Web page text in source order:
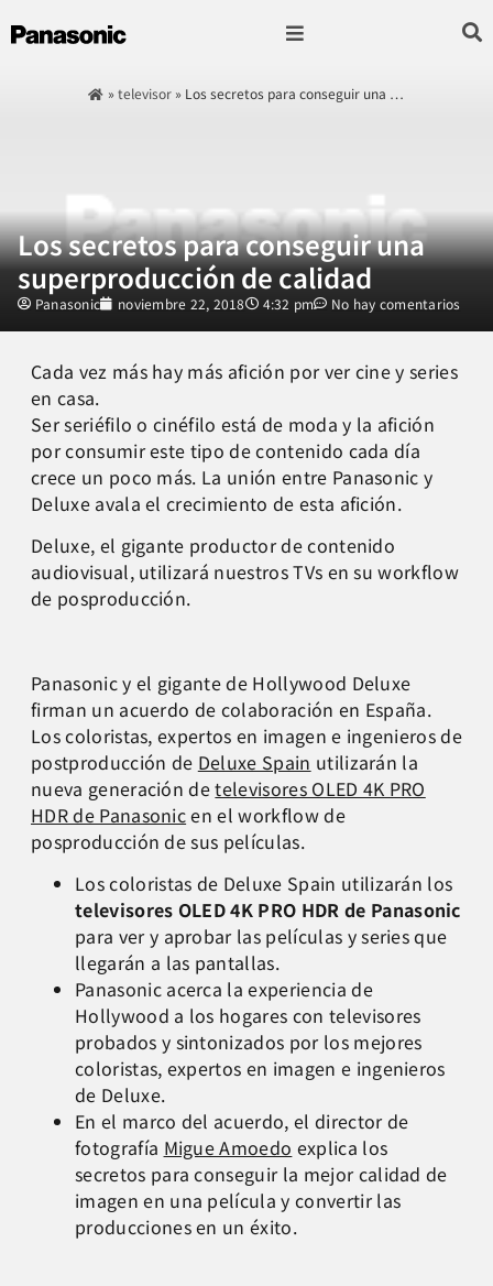
»televisor» Los secretos para conseguir una …
Los secretos para conseguir una
superproducción de calidad
Panasonic noviembre 22, 2018 4:32 pm No hay comentarios
Cada vez más hay más afición por ver cine y series
en casa.
Ser seriéfilo o cinéfilo está de moda y la afición
por consumir este tipo de contenido cada día
crece un poco más. La unión entre Panasonic y
Deluxe avala el crecimiento de esta afición.
Deluxe, el gigante productor de contenido
audiovisual, utilizará nuestros TVs en su workflow
de posproducción.
Panasonic y el gigante de Hollywood Deluxe
firman un acuerdo de colaboración en España.
Los coloristas, expertos en imagen e ingenieros de
postproducción de Deluxe Spain utilizarán la
nueva generación detelevisores OLED 4K PRO
HDR de Panasonicen el workflowde
posproducción de sus películas.
Los coloristas de Deluxe Spain utilizarán los
televisores OLED 4K PRO HDR de Panasonic
para ver y aprobar las películas y series que
llegarán a las pantallas.
Panasonic acerca la experiencia de
Hollywood a los hogares con televisores
probados y sintonizados por los mejores
coloristas, expertos en imagen e ingenieros
de Deluxe.
En el marco del acuerdo, el director de
fotografía Migue Amoedo explica los
secretos para conseguir la mejor calidad de
imagen en una película y convertir las
producciones en un éxito.